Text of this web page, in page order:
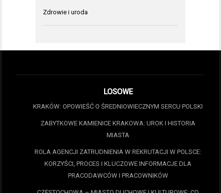
Zdrowie i uroda
LOSOWE
KRAKÓW: OPOWIEŚĆ O ŚREDNIOWIECZNYM SERCU POLSKI
ZABYTKOWE KAMIENICE KRAKOWA: UROK I HISTORIA
MIASTA
ROLA AGENCJI ZATRUDNIENIA W REKRUTACJI W POLSCE:
KORZYŚCI, PROCES I KLUCZOWE INFORMACJE DLA
PRACODAWCÓW I PRACOWNIKÓW